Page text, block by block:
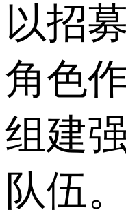
以招
角色
组建
队伍。